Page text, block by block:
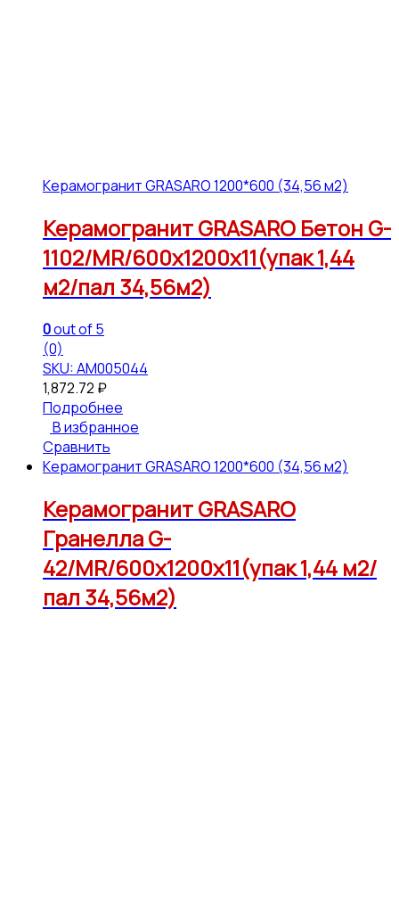
Керамогранит GRASARO 1200*600 (34,56 м2)
Керамогранит GRASARO Бетон G-
1102/MR/600x1200x11(упак 1,44
м2/пал 34,56м2)
0out of 5
(0)
SKU: АМ005044
1,872.72 ₽
Подробнее
В избранное
Сравнить
Керамогранит GRASARO 1200*600 (34,56 м2)
Керамогранит GRASARO
Гранелла G-
42/MR/600x1200x11(упак 1,44 м2/
пал 34,56м2)